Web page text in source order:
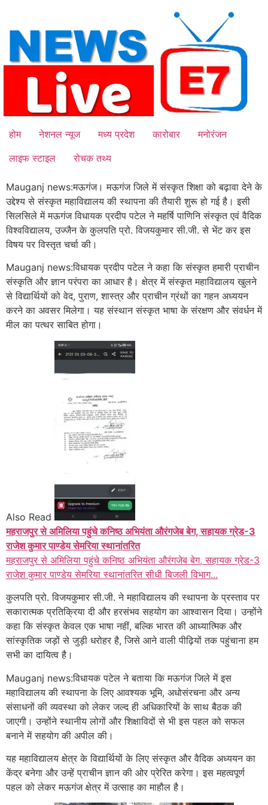
content
होम नेशनल न्यूज मध्य प्रदेश कारोबार
मनोरंजन
लाइफ स्टाइल
रोचक तथ्य
Mauganj news:मऊगंज। मऊगंज जिले में संस्कृत शिक्षा को बढ़ावा देने के
उद्देश्य से संस्कृत महाविद्यालय की स्थापना की तैयारी शुरू हो गई है। इसी
सिलसिले में मऊगंज विधायक प्रदीप पटेल ने महर्षि पाणिनि संस्कृत एवं वैदिक
विश्वविद्यालय, उज्जैन के कुलपति प्रो. विजयकुमार सी.जी. से भेंट कर इस
विषय पर विस्तृत चर्चा की।
Mauganj news:विधायक प्रदीप पटेल ने कहा कि संस्कृत हमारी प्राचीन
संस्कृति और ज्ञान परंपरा का आधार है। क्षेत्र में संस्कृत महाविद्यालय खुलने
से विद्यार्थियों को वेद, पुराण, शास्त्र और प्राचीन ग्रंथों का गहन अध्ययन
करने का अवसर मिलेगा। यह संस्थान संस्कृत भाषा के संरक्षण और संवर्धन में
मील का पत्थर साबित होगा।
Also Read
महराजपुर से अमिलिया पहुंचे कनिष्ठ अभियंता औरंगजेब बेग, सहायक ग्रेड-3
राजेश कुमार पाण्डेय सेमरिया स्थानांतरित
महराजपुर से अमिलिया पहुंचे कनिष्ठ अभियंता औरंगजेब बेग, सहायक ग्रेड-3
राजेश कुमार पाण्डेय सेमरिया स्थानांतरित सीधी बिजली विभाग...
कुलपति प्रो. विजयकुमार सी.जी. ने महाविद्यालय की स्थापना के प्रस्ताव पर
सकारात्मक प्रतिक्रिया दी और हरसंभव सहयोग का आश्वासन दिया। उन्होंने
कहा कि संस्कृत केवल एक भाषा नहीं, बल्कि भारत की आध्यात्मिक और
सांस्कृतिक जड़ों से जुड़ी धरोहर है, जिसे आने वाली पीढ़ियों तक पहुंचाना हम
सभी का दायित्व है।
Mauganj news:विधायक पटेल ने बताया कि मऊगंज जिले में इस
महाविद्यालय की स्थापना के लिए आवश्यक भूमि, अधोसंरचना और अन्य
संसाधनों की व्यवस्था को लेकर जल्द ही अधिकारियों के साथ बैठक की
जाएगी। उन्होंने स्थानीय लोगों और शिक्षाविदों से भी इस पहल को सफल
बनाने में सहयोग की अपील की।
यह महाविद्यालय क्षेत्र के विद्यार्थियों के लिए संस्कृत और वैदिक अध्ययन का
केंद्र बनेगा और उन्हें प्राचीन ज्ञान की ओर प्रेरित करेगा। इस महत्वपूर्ण
पहल को लेकर मऊगंज क्षेत्र में उत्साह का माहौल है।